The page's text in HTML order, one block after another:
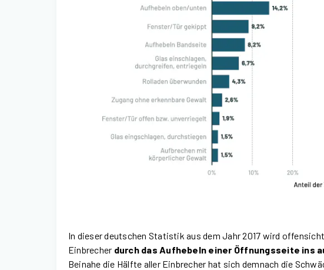
In dieser deutschen Statistik aus dem Jahr 2017 wird
Einbrecher durch das Aufhebeln einer Öffnungsseite ins
Beinahe die Hälfte aller Einbrecher hat sich demnach die